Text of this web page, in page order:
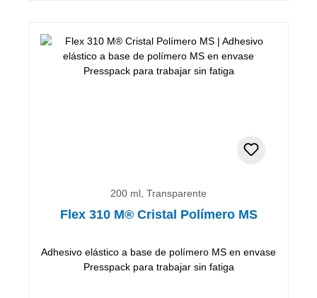
200 ml, Transparente
Flex 310 M® Cristal Polímero MS
Adhesivo elástico a base de polímero MS en envase
Presspack para trabajar sin fatiga